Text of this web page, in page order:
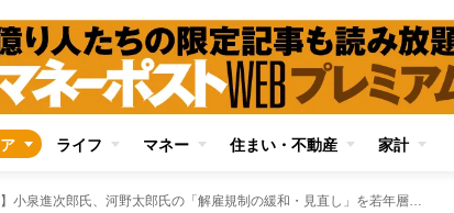
ライフ マネー 住まい・不動産 家計
【自民党総裁選】小泉進次郎氏、河野太郎氏の「解雇規制の緩和・見直し」を若年層が支持するのには理由がある 損をするのは「ろくに働かず定年まで逃げ切ろうとしている層」